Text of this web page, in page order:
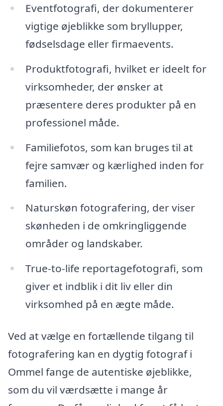
Eventfotografi, der dokumenterer
vigtige øjeblikke som bryllupper,
fødselsdage eller firmaevents.
Produktfotografi, hvilket er ideelt for
virksomheder, der ønsker at
præsentere deres produkter på en
professionel måde.
Familiefotos, som kan bruges til at
fejre samvær og kærlighed inden for
familien.
Naturskøn fotografering, der viser
skønheden i de omkringliggende
områder og landskaber.
True-to-life reportagefotografi, som
giver et indblik i dit liv eller din
virksomhed på en ægte måde.
Ved at vælge en fortællende tilgang til
fotografering kan en dygtig fotograf i
Ommel fange de autentiske øjeblikke,
som du vil værdsætte i mange år